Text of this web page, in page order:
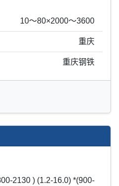
10～80×2000～3600
重庆
重庆钢铁
2130 ) (1.2-16.0) *(900-